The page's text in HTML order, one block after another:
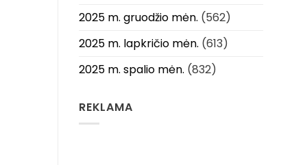
2025 m. gruodžio mėn. (562)
2025 m. lapkričio mėn. (613)
2025 m. spalio mėn. (832)
REKLAMA